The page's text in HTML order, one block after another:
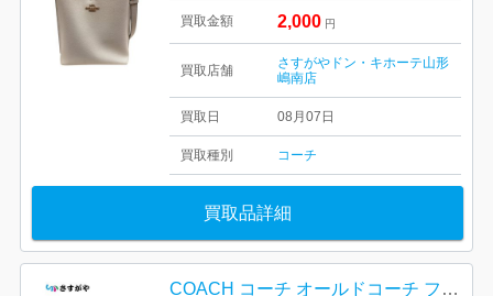
買取金額 2,000 円
買取店舗
さすがやドン・キホーテ山形
嶋南店
買取日 08月07日
買取種別 コーチ
買取品詳細
COACH コーチ オールドコーチ フルレザー バッグ USA製 ヴィンテージ